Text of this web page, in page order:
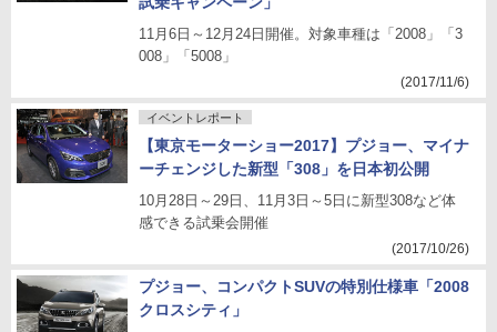
11月6日～12月24日開催。対象車種は「2008」「3
008」「5008」
(2017/11/6)
イベントレポート
【東京モーターショー2017】プジョー、マイナ
ーチェンジした新型「308」を日本初公開
10月28日～29日、11月3日～5日に新型308など体
感できる試乗会開催
(2017/10/26)
プジョー、コンパクトSUVの特別仕様車「2008
クロスシティ」